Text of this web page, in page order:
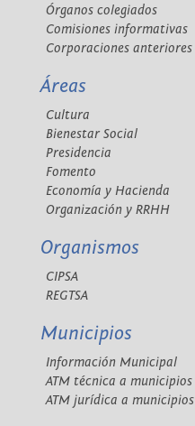
Órganos colegiados
Comisiones informativas
Corporaciones anteriores
Áreas
Cultura
Bienestar Social
Presidencia
Fomento
Economía y Hacienda
Organización y RRHH
Organismos
CIPSA
REGTSA
Municipios
Información Municipal
ATM técnica a municipios
ATM jurídica a municipios